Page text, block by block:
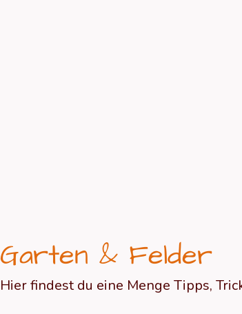
Garten & Felder
Hier findest du eine Menge Tipps,